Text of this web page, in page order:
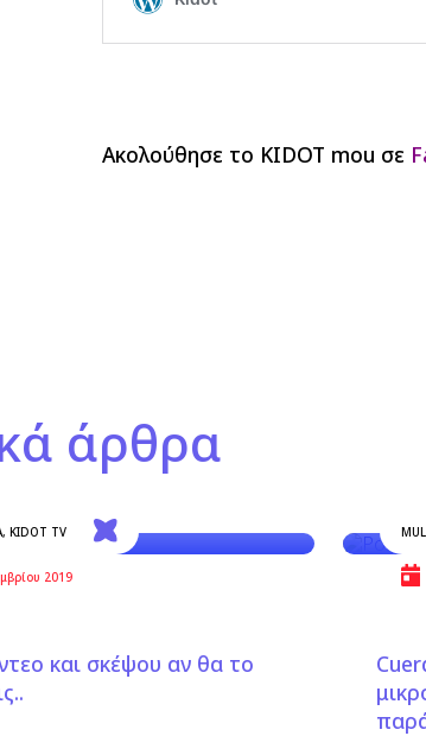
Ακολούθησε το KIDOT mou σε
άρθρα
, KIDOT TV
2019
και σκέψου αν θα το